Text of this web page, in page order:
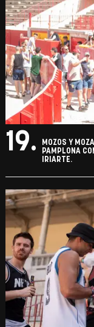
19.
MOZOS Y
PAMPLONA
IRIARTE.